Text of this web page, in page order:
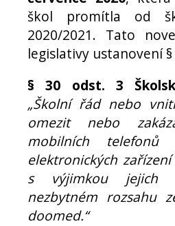
škol promítla od
2020/2021. Tato
legislativy ustanovení
§ 30 odst. 3
„Školní řád nebo
omezit nebo
mobilních telefonů
elektronických
s výjimkou jejich
nezbytném rozsahu
doomed.“